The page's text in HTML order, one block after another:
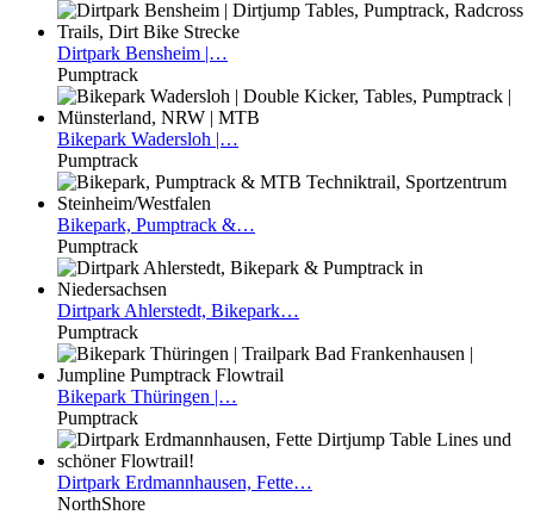
Dirtpark Bensheim |…
Pumptrack
Bikepark Wadersloh |…
Pumptrack
Bikepark, Pumptrack &…
Pumptrack
Dirtpark Ahlerstedt, Bikepark…
Pumptrack
Bikepark Thüringen |…
Pumptrack
Dirtpark Erdmannhausen, Fette…
NorthShore